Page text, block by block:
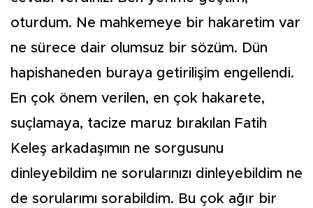
oturdum. Ne mahkemeye bir hakaretim var
ne sürece dair olumsuz bir sözüm. Dün
hapishaneden buraya getirilişim engellendi.
En çok önem verilen, en çok hakarete,
suçlamaya, tacize maruz bırakılan Fatih
Keleş arkadaşımın ne sorgusunu
dinleyebildim ne sorularınızı dinleyebildim ne
de sorularımı sorabildim. Bu çok ağır bir